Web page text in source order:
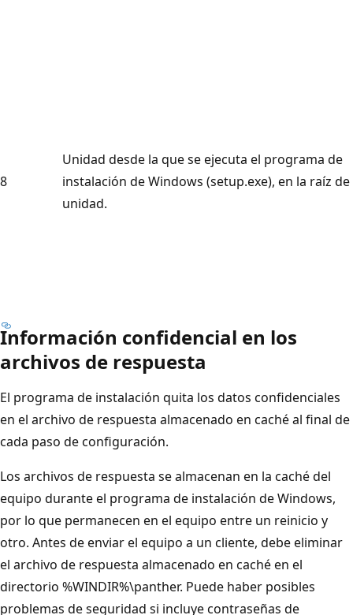
8
Unidad desde la que se ejecuta el programa de
instalación de Windows (setup.exe), en la raíz de
unidad.
Información confidencial en los
archivos de respuesta
El programa de instalación quita los datos confidenciales
en el archivo de respuesta almacenado en caché al final de
cada paso de configuración.
Los archivos de respuesta se almacenan en la caché del
equipo durante el programa de instalación de Windows,
por lo que permanecen en el equipo entre un reinicio y
otro. Antes de enviar el equipo a un cliente, debe eliminar
el archivo de respuesta almacenado en caché en el
directorio %WINDIR%\panther. Puede haber posibles
problemas de seguridad si incluye contraseñas de